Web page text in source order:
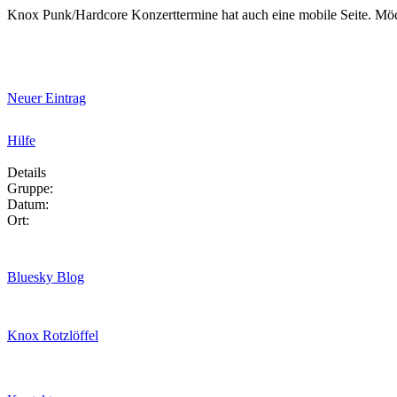
Knox Punk/Hardcore Konzerttermine hat auch eine mobile Seite.
Neuer Eintrag
Hilfe
Details
Gruppe:
Datum:
Ort:
Bluesky Blog
Knox Rotzlöffel